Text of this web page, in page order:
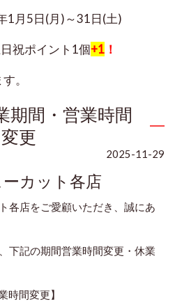
1月5日(月)～31日(土)
祝ポイント 1個+1 ！
。
期間・営業時間
変更
2025-11-29
カット各店
各店をご愛顧いただき、誠にあ
下記の期間営業時間変更・休業
時間変更】